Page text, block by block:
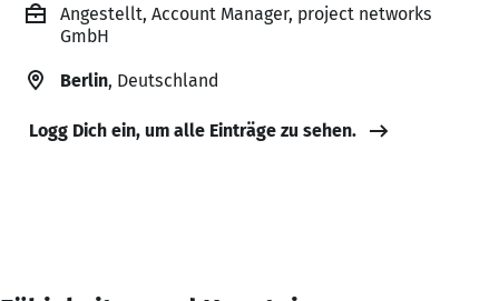
Angestellt, Account Manager, project networks
GmbH
Berlin, Deutschland
Logg Dich ein, um alle Einträge zu sehen.